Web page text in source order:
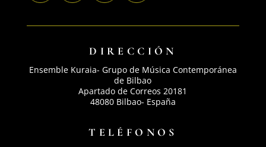
DIRECCIÓN
Ensemble Kuraia- Grupo de Música Contemporánea
de Bilbao
Apartado de Correos 20181
48080 Bilbao- España
TELÉFONOS